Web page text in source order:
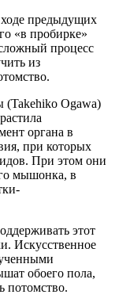
ходе предыдущих
«в пробирке»
процесс
из
(Takehiko Ogawa)
органа в
при которых
При этом они
мышонка, в
этот
Искусственное
обоего пола,
потомство.